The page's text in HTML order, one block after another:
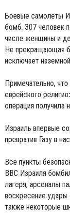
Боевые самолеты
бомб. 307 человек
числе женщины и
Не прекращающая
исключает
Примечательно,
еврейского
операция получила
Израиль впервые
превратив Газу в
Все пункты
ВВС Израиля
лагеря, арсеналы
воскресение
также некоторые